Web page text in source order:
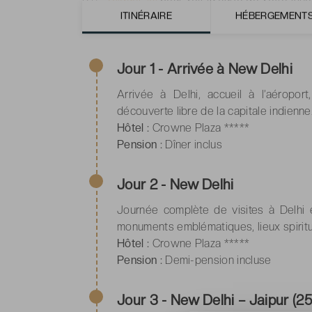
ITINÉRAIRE
Cliquez icipour découvrir et télécharger
Jour 1 - Arrivée à New Delhi
Arrivée à Delhi, accueil à
découverte libre de la capitale indienne.
Hôtel : Crowne Plaza *****
Pension : Dîner inclus
Jour 2 - New Delhi
Journée complète de visites à Delhi
monuments emblématiques, lieux
Hôtel : Crowne Plaza *****
Pension : Demi-pension incluse
Jour 3 - New Delhi – Jaipur